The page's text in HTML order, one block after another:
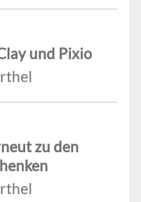
und Pixio
zu den